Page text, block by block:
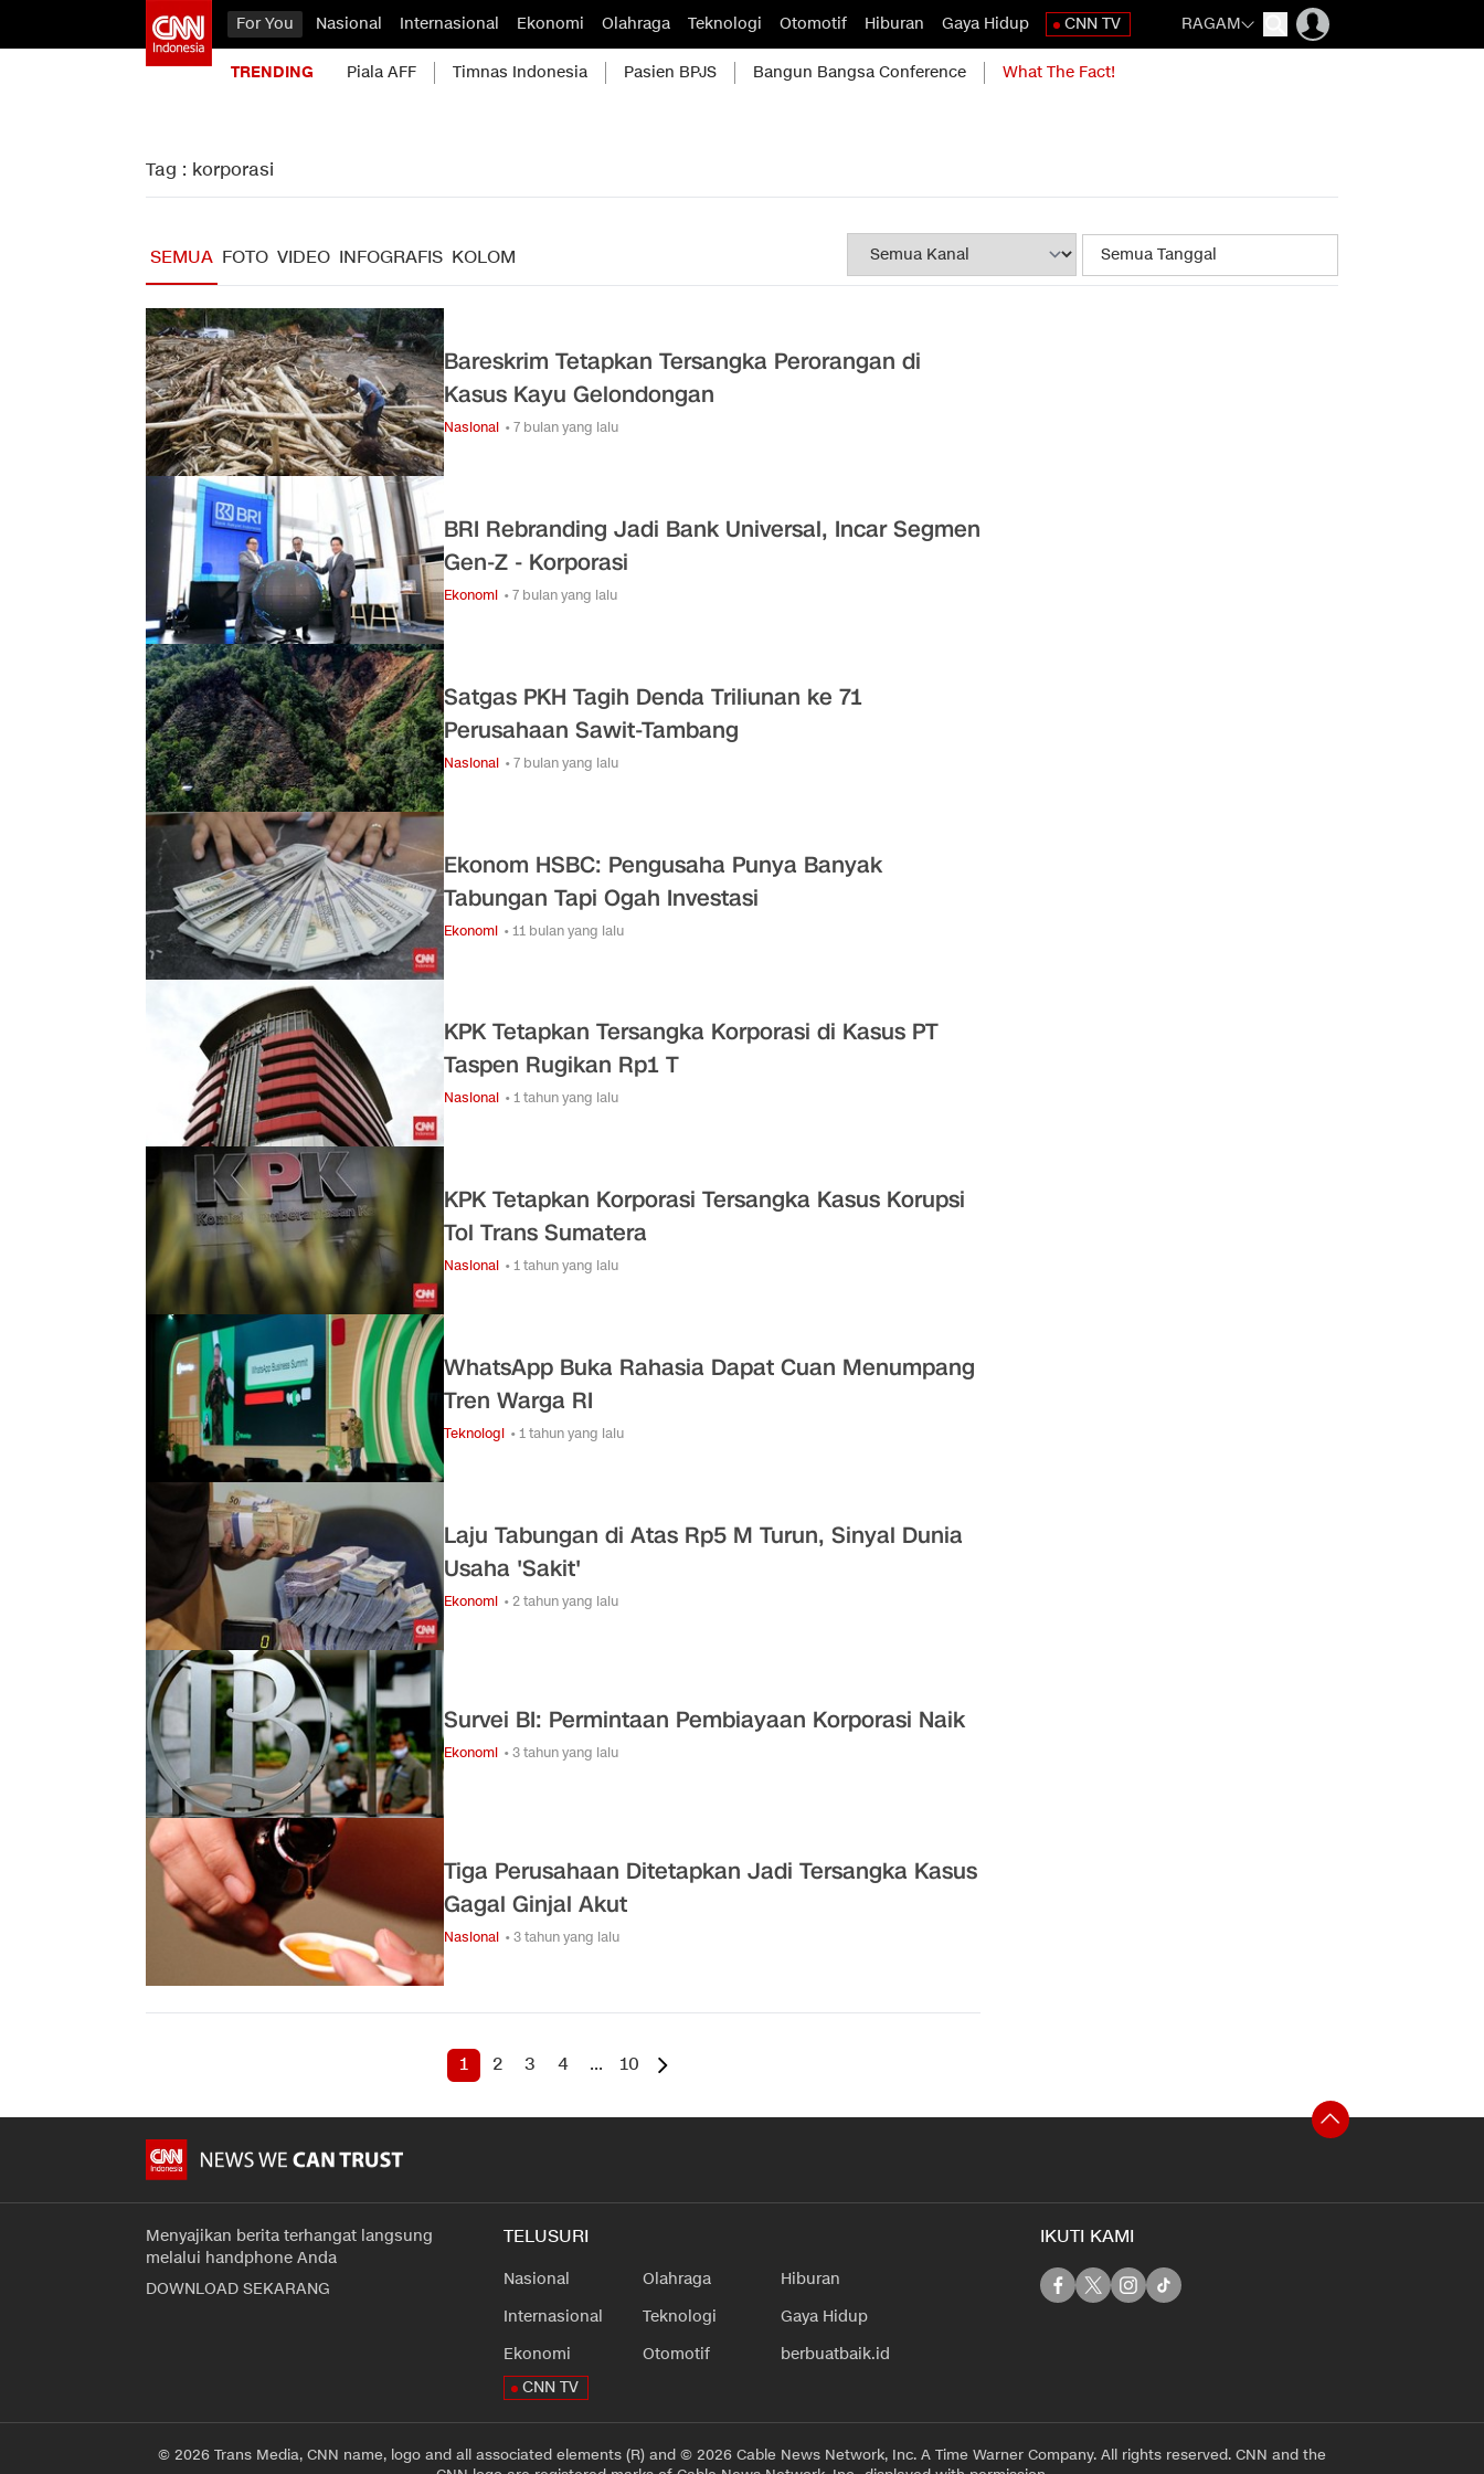
For You Nasional Internasional Ekonomi Olahraga Teknologi Otomotif Hiburan Gaya Hidup CNN TV RAGAM
TRENDING Piala AFF Timnas Indonesia Pasien BPJS Bangun Bangsa Conference What The Fact!
Tag : korporasi
SEMUA FOTO VIDEO INFOGRAFIS KOLOM
Bareskrim Tetapkan Tersangka Perorangan di
Kasus Kayu Gelondongan
Nasional • 7 bulan yang lalu
BRI Rebranding Jadi Bank Universal, Incar Segmen
Gen-Z - Korporasi
Ekonomi • 7 bulan yang lalu
Satgas PKH Tagih Denda Triliunan ke 71
Perusahaan Sawit-Tambang
Nasional • 7 bulan yang lalu
Ekonom HSBC: Pengusaha Punya Banyak
Tabungan Tapi Ogah Investasi
Ekonomi • 11 bulan yang lalu
KPK Tetapkan Tersangka Korporasi di Kasus PT
Taspen Rugikan Rp1 T
Nasional • 1 tahun yang lalu
KPK Tetapkan Korporasi Tersangka Kasus Korupsi
Tol Trans Sumatera
Nasional • 1 tahun yang lalu
WhatsApp Buka Rahasia Dapat Cuan Menumpang
Tren Warga RI
Teknologi • 1 tahun yang lalu
Laju Tabungan di Atas Rp5 M Turun, Sinyal Dunia
Usaha 'Sakit'
Ekonomi • 2 tahun yang lalu
Survei BI: Permintaan Pembiayaan Korporasi Naik
Ekonomi • 3 tahun yang lalu
Tiga Perusahaan Ditetapkan Jadi Tersangka Kasus
Gagal Ginjal Akut
Nasional • 3 tahun yang lalu
1 2 3 4 ... 10
Menyajikan berita terhangat langsung
melalui handphone Anda
DOWNLOAD SEKARANG
TELUSURI
Nasional
Internasional
Ekonomi
Olahraga
Teknologi
Otomotif
Hiburan
Gaya Hidup
berbuatbaik.id
CNN TV
IKUTI KAMI
© 2026 Trans Media, CNN name, logo and all associated elements (R) and © 2026 Cable News Network, Inc. A Time Warner Company. All rights reserved. CNN and the